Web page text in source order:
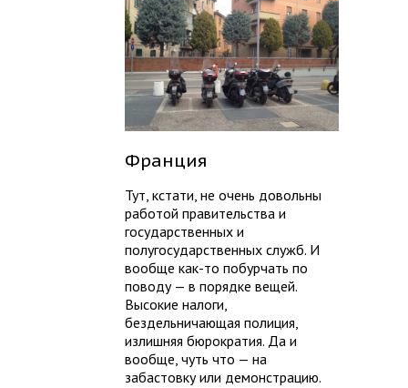
Франция
Тут, кстати, не очень довольны
работой правительства и
государственных и
полугосударственных служб. И
вообще как-то побурчать по
поводу — в порядке вещей.
Высокие налоги,
бездельничающая полиция,
излишняя бюрократия. Да и
вообще, чуть что — на
забастовку или демонстрацию.